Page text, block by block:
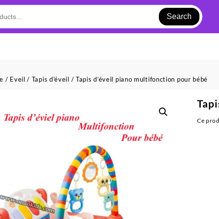
Search
/ Eveil / Tapis d'éveil / Tapis d’éveil piano multifonction pour bébé
Ce